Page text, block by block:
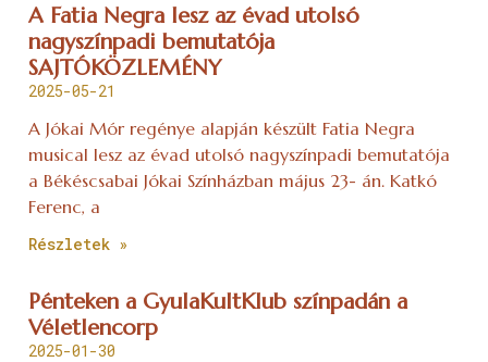
A Fatia Negra lesz az évad utolsó
nagyszínpadi bemutatója
SAJTÓKÖZLEMÉNY
2025-05-21
A Jókai Mór regénye alapján készült Fatia Negra
musical lesz az évad utolsó nagyszínpadi bemutatója
a Békéscsabai Jókai Színházban május 23- án. Katkó
Ferenc, a
Részletek »
Pénteken a GyulaKultKlub színpadán a
Véletlencorp
2025-01-30